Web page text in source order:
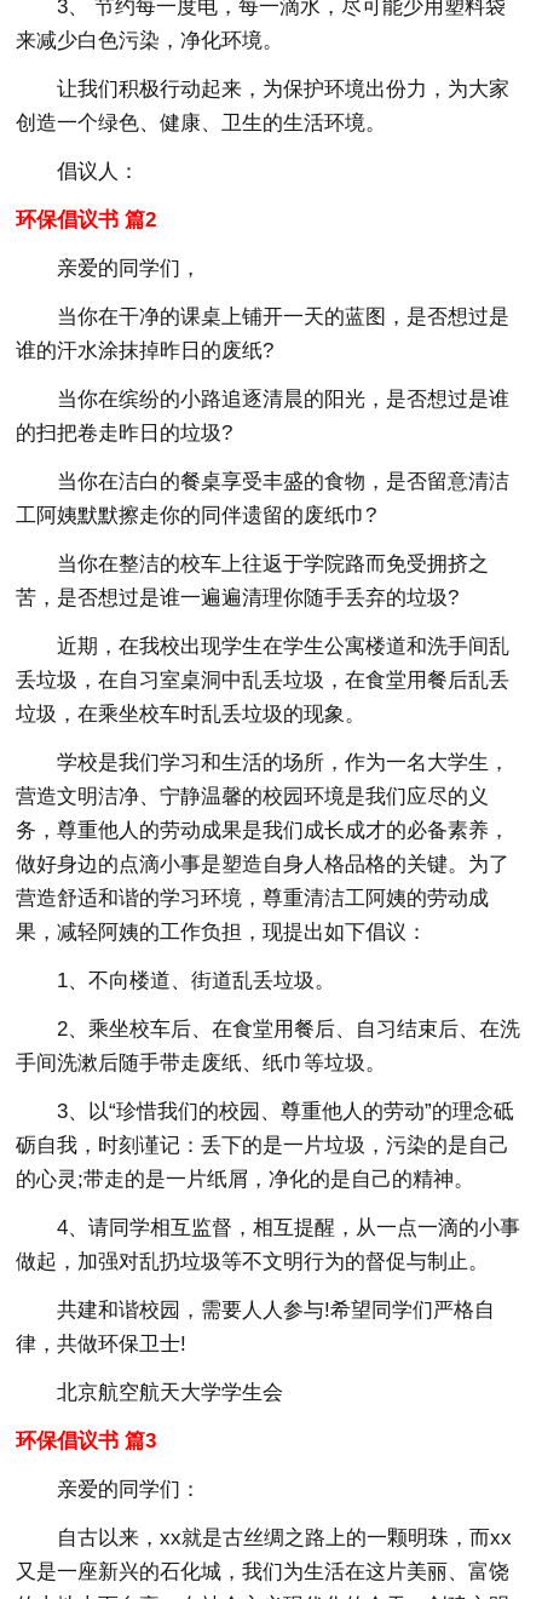
3、 节约每一度电，每一滴水，尽可能少用塑料袋
来减少白色污染，净化环境。
让我们积极行动起来，为保护环境出份力，为大家
创造一个绿色、健康、卫生的生活环境。
倡议人：
环保倡议书 篇2
亲爱的同学们，
当你在干净的课桌上铺开一天的蓝图，是否想过是
谁的汗水涂抹掉昨日的废纸?
当你在缤纷的小路追逐清晨的阳光，是否想过是谁
的扫把卷走昨日的垃圾?
当你在洁白的餐桌享受丰盛的食物，是否留意清洁
工阿姨默默擦走你的同伴遗留的废纸巾?
当你在整洁的校车上往返于学院路而免受拥挤之
苦，是否想过是谁一遍遍清理你随手丢弃的垃圾?
近期，在我校出现学生在学生公寓楼道和洗手间乱
丢垃圾，在自习室桌洞中乱丢垃圾，在食堂用餐后乱丢
垃圾，在乘坐校车时乱丢垃圾的现象。
学校是我们学习和生活的场所，作为一名大学生，
营造文明洁净、宁静温馨的校园环境是我们应尽的义
务，尊重他人的劳动成果是我们成长成才的必备素养，
做好身边的点滴小事是塑造自身人格品格的关键。为了
营造舒适和谐的学习环境，尊重清洁工阿姨的劳动成
果，减轻阿姨的工作负担，现提出如下倡议：
1、不向楼道、街道乱丢垃圾。
2、乘坐校车后、在食堂用餐后、自习结束后、在洗
手间洗漱后随手带走废纸、纸巾等垃圾。
3、以“珍惜我们的校园、尊重他人的劳动”的理念砥
砺自我，时刻谨记：丢下的是一片垃圾，污染的是自己
的心灵;带走的是一片纸屑，净化的是自己的精神。
4、请同学相互监督，相互提醒，从一点一滴的小事
做起，加强对乱扔垃圾等不文明行为的督促与制止。
共建和谐校园，需要人人参与!希望同学们严格自
律，共做环保卫士!
北京航空航天大学学生会
环保倡议书 篇3
亲爱的同学们：
自古以来，xx就是古丝绸之路上的一颗明珠，而xx
又是一座新兴的石化城，我们为生活在这片美丽、富饶